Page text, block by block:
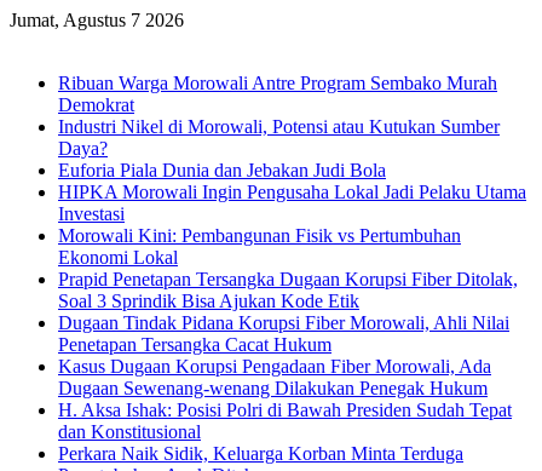
Jumat, Agustus 7 2026
Ribuan Warga Morowali Antre Program Sembako Murah
Demokrat
Industri Nikel di Morowali, Potensi atau Kutukan Sumber
Daya?
Euforia Piala Dunia dan Jebakan Judi Bola
HIPKA Morowali Ingin Pengusaha Lokal Jadi Pelaku Utama
Investasi
Morowali Kini: Pembangunan Fisik vs Pertumbuhan
Ekonomi Lokal
Prapid Penetapan Tersangka Dugaan Korupsi Fiber Ditolak,
Soal 3 Sprindik Bisa Ajukan Kode Etik
Dugaan Tindak Pidana Korupsi Fiber Morowali, Ahli Nilai
Penetapan Tersangka Cacat Hukum
Kasus Dugaan Korupsi Pengadaan Fiber Morowali, Ada
Dugaan Sewenang-wenang Dilakukan Penegak Hukum
H. Aksa Ishak: Posisi Polri di Bawah Presiden Sudah Tepat
dan Konstitusional
Perkara Naik Sidik, Keluarga Korban Minta Terduga